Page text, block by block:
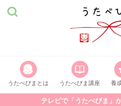
うたべびまとは うたべびま講座 養
テレビで「うたべびま」